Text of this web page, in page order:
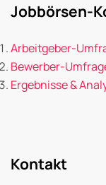
Jobbörsen-
Arbeitgeber-
Bewerber-
Ergebnisse &
Kontakt